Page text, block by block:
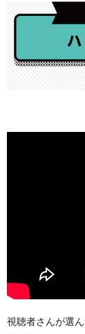
視聴者さんが選